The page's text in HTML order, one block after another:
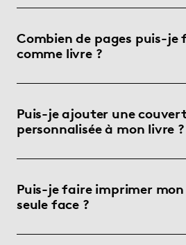
Combien de pages puis-
comme livre ?
Puis-je ajouter une
personnalisée à mon livre ?
Puis-je faire imprimer
seule face ?